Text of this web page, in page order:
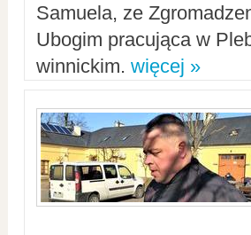
Samuela, ze
Ubogim pracująca w
winnickim. więcej »